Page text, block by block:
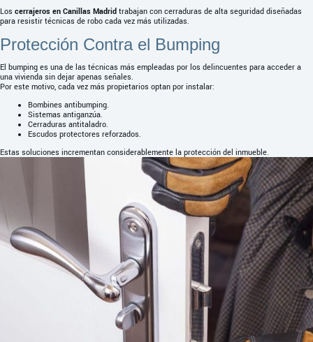
Los cerrajeros en Canillas Madrid trabajan con cerraduras de alta seguridad diseñadas
para resistir técnicas de robo cada vez más utilizadas.
Protección Contra el Bumping
El bumping es una de las técnicas más empleadas por los delincuentes para acceder a
una vivienda sin dejar apenas señales.
Por este motivo, cada vez más propietarios optan por instalar:
Bombines antibumping.
Sistemas antiganzúa.
Cerraduras antitaladro.
Escudos protectores reforzados.
Estas soluciones incrementan considerablemente la protección del inmueble.